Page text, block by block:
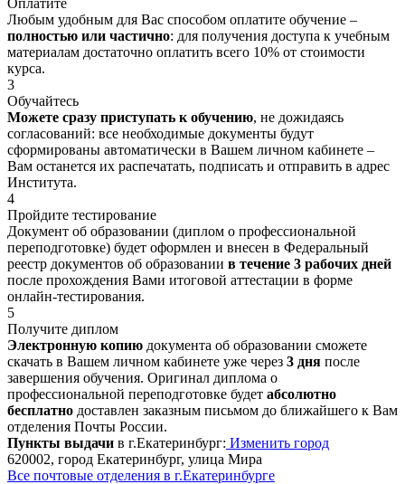
Любым удобным для Вас способом оплатите обучение –
полностью или частично: для получения доступа к учебным
материалам достаточно оплатить всего 10% от стоимости
курса.
3
Обучайтесь
Можете сразу приступать к обучению, не дожидаясь
согласований: все необходимые документы будут
сформированы автоматически в Вашем личном кабинете –
Вам останется их распечатать, подписать и отправить в адрес
Института.
4
Пройдите тестирование
Документ об образовании (диплом о профессиональной
переподготовке) будет оформлен и внесен в Федеральный
реестр документов об образовании в течение 3 рабочих дней
после прохождения Вами итоговой аттестации в форме
онлайн-тестирования.
5
Получите диплом
Электронную копию документа об образовании сможете
скачать в Вашем личном кабинете уже через 3 дня после
завершения обучения. Оригинал диплома о
профессиональной переподготовке будет абсолютно
бесплатно доставлен заказным письмом до ближайшего к Вам
отделения Почты России.
Пункты выдачи в г.Екатеринбург: Изменить город
620002, город Екатеринбург, улица Мира
Все почтовые отделения в г.Екатеринбурге